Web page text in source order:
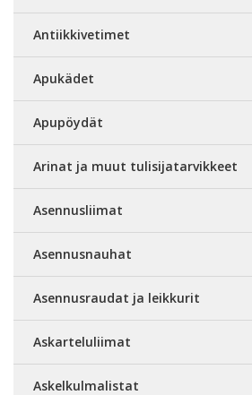
Antiikkivetimet
Apukädet
Apupöydät
Arinat ja muut tulisijatarvikkeet
Asennusliimat
Asennusnauhat
Asennusraudat ja leikkurit
Askarteluliimat
Askelkulmalistat